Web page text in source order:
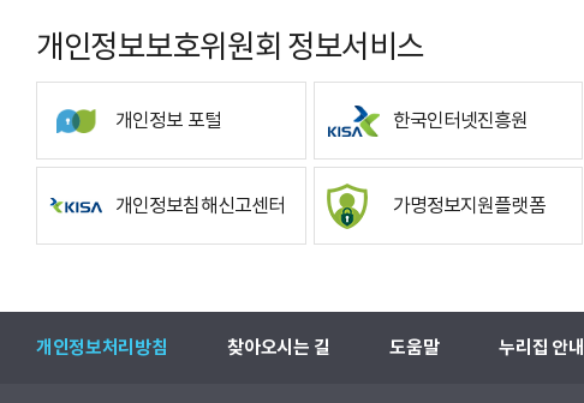
개인정보보호위원회 정보서비스
개인정보 포털 한국인터넷진흥원
개인정보침해신고센터 가명정보지원플랫폼
개인정보처리방침 찾아오시는 길 도움말 누리집 안내